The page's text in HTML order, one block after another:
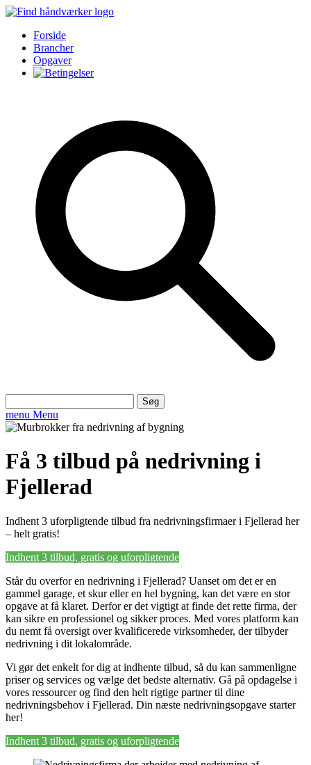
Forside
Brancher
Opgaver
efter:
menu Menu
Få 3 tilbud på nedrivning i
Fjellerad
Indhent 3 uforpligtende tilbud fra nedrivningsfirmaer i Fjellerad her
– helt gratis!
Indhent 3 tilbud, gratis og uforpligtende
Står du overfor en nedrivning i Fjellerad? Uanset om det er en
gammel garage, et skur eller en hel bygning, kan det være en stor
opgave at få klaret. Derfor er det vigtigt at finde det rette firma, der
kan sikre en professionel og sikker proces. Med vores platform kan
du nemt få oversigt over kvalificerede virksomheder, der tilbyder
nedrivning i dit lokalområde.
Vi gør det enkelt for dig at indhente tilbud, så du kan sammenligne
priser og services og vælge det bedste alternativ. Gå på opdagelse i
vores ressourcer og find den helt rigtige partner til dine
nedrivningsbehov i Fjellerad. Din næste nedrivningsopgave starter
her!
Indhent 3 tilbud, gratis og uforpligtende